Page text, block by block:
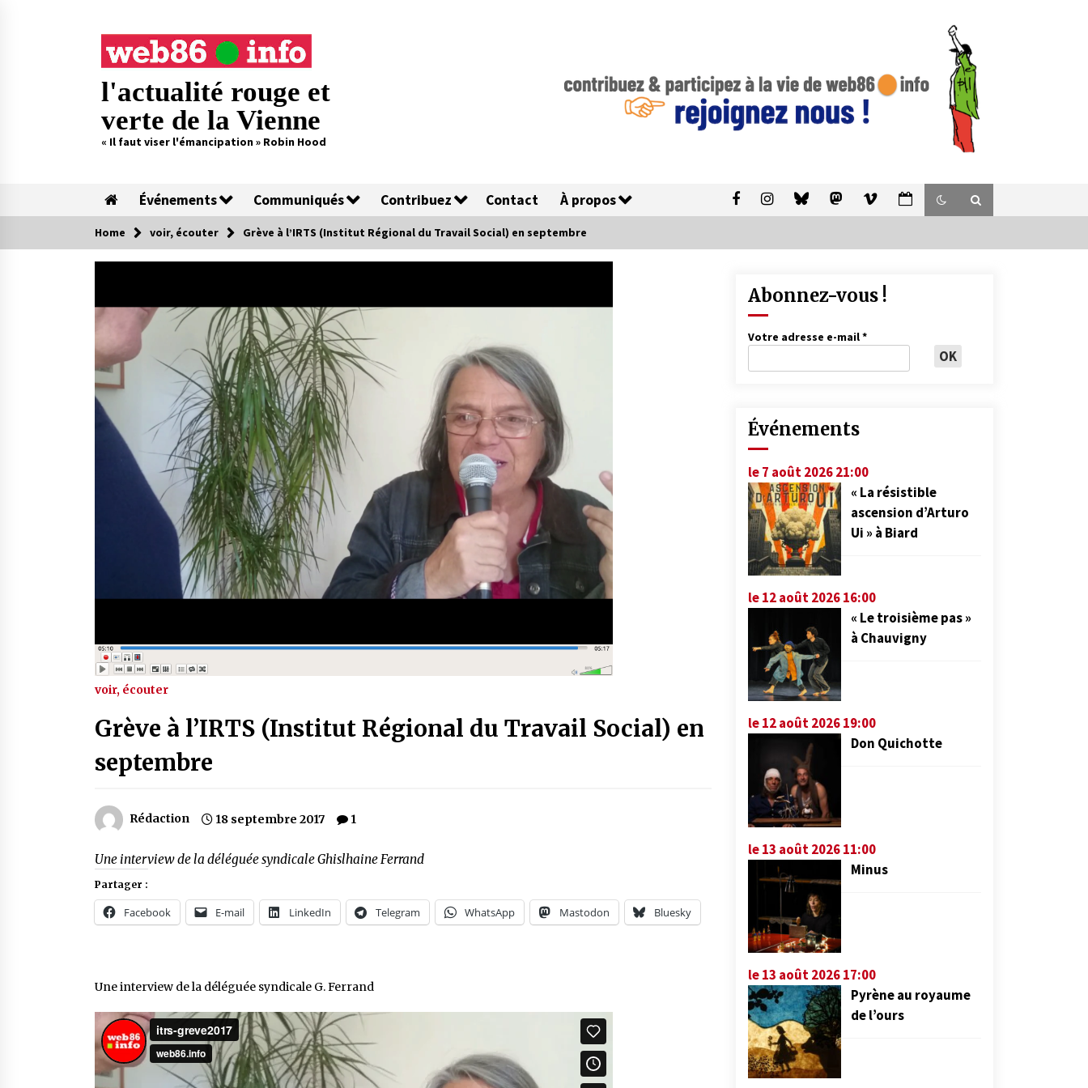
l'actualité rouge et
verte de la Vienne
« Il faut viser l'émancipation » Robin Hood
Événements Communiqués Contribuez Contact À propos
Home voir, écouter Grève à l’IRTS (Institut Régional du Travail Social) en septembre
voir, écouter
Grève à l’IRTS (Institut Régional du Travail Social) en
septembre
Rédaction 18 septembre 2017 1
Une interview de la déléguée syndicale Ghislhaine Ferrand
Partager :
Facebook E-mail LinkedIn Telegram WhatsApp Mastodon Bluesky
Une interview de la déléguée syndicale G. Ferrand
Abonnez-vous !
Votre adresse e-mail*
Événements
le 7 août 2026 21:00
« La résistible
ascension d’Arturo
Ui » à Biard
le 12 août 2026 16:00
« Le troisième pas »
à Chauvigny
le 12 août 2026 19:00
Don Quichotte
le 13 août 2026 11:00
Minus
le 13 août 2026 17:00
Pyrène au royaume
de l’ours